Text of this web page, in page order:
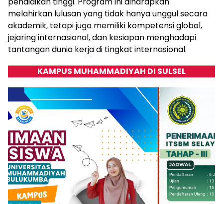
melahirkan lulusan yang tidak hanya unggul secara
akademik, tetapi juga memiliki kompetensi global,
jejaring internasional, dan kesiapan menghadapi
tantangan dunia kerja di tingkat internasional.
KAMPUS MUHAMMADIYAH DI SULSEL